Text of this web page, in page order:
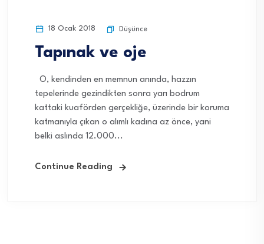
18 Ocak 2018 Düşünce
Tapınak ve oje
O, kendinden en memnun anında, hazzın
tepelerinde gezindikten sonra yarı bodrum
kattaki kuaförden gerçekliğe, üzerinde bir koruma
katmanıyla çıkan o alımlı kadına az önce, yani
belki aslında 12.000...
Continue Reading